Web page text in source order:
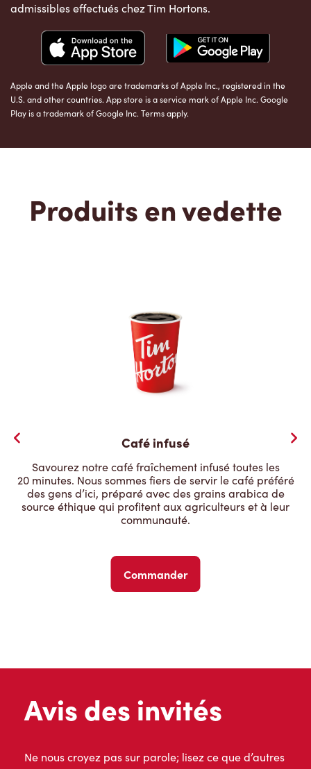
admissibles effectués chez Tim Hortons.
Apple and the Apple logo are trademarks of Apple Inc., registered in the
U.S. and other countries. App store is a service mark of Apple Inc. Google
Play is a trademark of Google Inc. Terms apply.
Produits en vedette
Café infusé
Savourez notre café fraîchement infusé toutes les
20 minutes. Nous sommes fiers de servir le café préféré
des gens d’ici, préparé avec des grains arabica de
source éthique qui profitent aux agriculteurs et à leur
communauté.
Commander
Avis des invités
Ne nous croyez pas sur parole; lisez ce que d’autres